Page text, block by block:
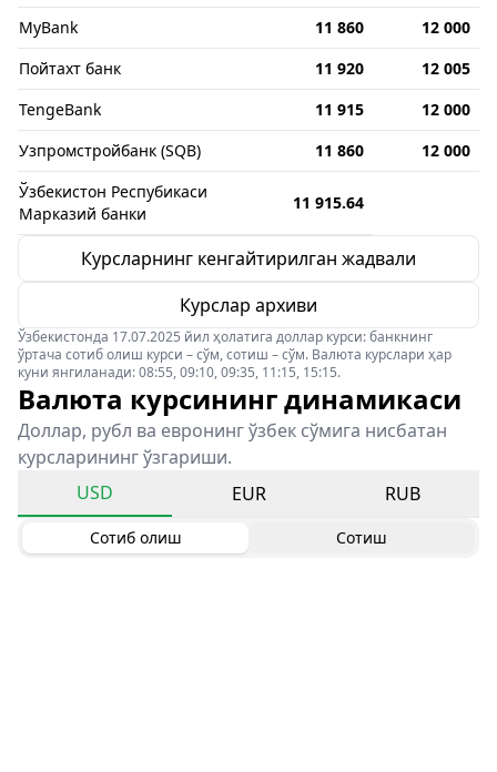
MyBank
11 860
12 000
Пойтахт банк
11 920
12 005
TengeBank
11 915
12 000
Узпромстройбанк (SQB)
11 860
12 000
Ўзбекистон Респубикаси
Марказий банки
11 915.64
Курсларнинг кенгайтирилган жадвали
Курслар архиви
Ўзбекистонда 17.07.2025 йил ҳолатига доллар курси: банкнинг
ўртача сотиб олиш курси – сўм, сотиш – сўм. Валюта курслари ҳар
куни янгиланади: 08:55, 09:10, 09:35, 11:15, 15:15.
Валюта курсининг динамикаси
Доллар, рубл ва евронинг ўзбек сўмига нисбатан
курсларининг ўзгариши.
USD
EUR RUB
Сотиб олиш Сотиш